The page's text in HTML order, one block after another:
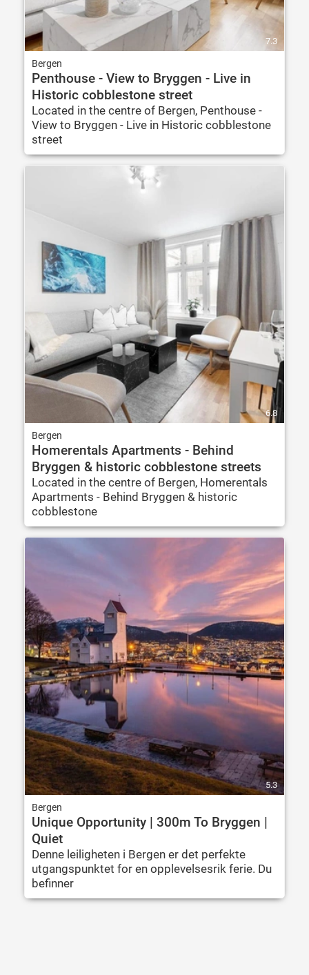
7.3
Bergen
Penthouse - View to Bryggen - Live in
Historic cobblestone street
Located in the centre of Bergen, Penthouse -
View to Bryggen - Live in Historic cobblestone
street
6.8
Bergen
Homerentals Apartments - Behind
Bryggen & historic cobblestone streets
Located in the centre of Bergen, Homerentals
Apartments - Behind Bryggen & historic
cobblestone
5.3
Bergen
Unique Opportunity | 300m To Bryggen |
Quiet
Denne leiligheten i Bergen er det perfekte
utgangspunktet for en opplevelsesrik ferie. Du
befinner